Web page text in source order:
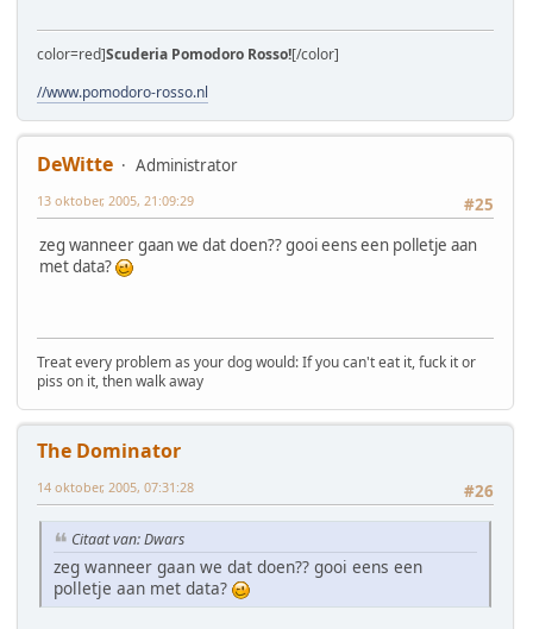
color=red]Scuderia Pomodoro Rosso![/color]
//www.pomodoro-rosso.nl
DeWitte
Administrator
#25
13 oktober, 2005, 21:09:29
zeg wanneer gaan we dat doen?? gooi eens een polletje aan
met data?
Treat every problem as your dog would: If you can't eat it, fuck it or
piss on it, then walk away
The Dominator
#26
14 oktober, 2005, 07:31:28
Citaat van: Dwars
zeg wanneer gaan we dat doen?? gooi eens een
polletje aan met data?